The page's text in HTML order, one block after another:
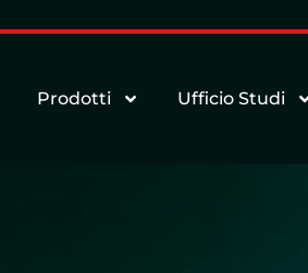
Prodotti Ufficio Studi